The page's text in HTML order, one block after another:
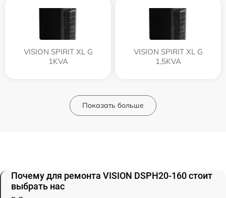
VISION SPIRIT XL G
1KVA
VISION SPIRIT XL G
1,5KVA
Показать больше
Почему для ремонта VISION DSPH20-160 стоит
выбрать нас